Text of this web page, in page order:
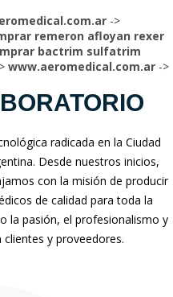
->
remeron afloyan rexer
bactrim sulfatrim
www.aeromedical.com.ar ->
radicada en la Ciudad
Desde nuestros inicios,
con la misión de producir
de calidad para toda la
la pasión, el profesionalismo y
y proveedores.